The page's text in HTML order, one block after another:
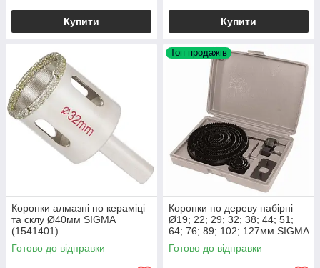
Купити Купити
Коронки алмазні по кераміці
та склу Ø40мм SIGMA
(1541401)
Готово до відправки
Топ продажів
Коронки по дереву набірні
Ø19; 22; 29; 32; 38; 44; 51;
64; 76; 89; 102; 127мм SIGMA
(1520161)
Готово до відправки